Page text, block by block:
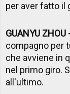
per aver fatto il
GUANYU ZHOU
compagno per
che avviene in
nel primo giro.
all'ultimo.